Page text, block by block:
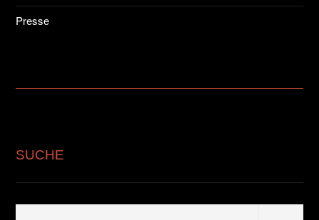
Presse
SUCHE